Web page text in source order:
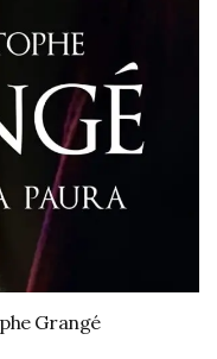
Grangé